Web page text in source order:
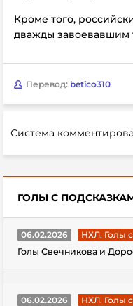
Кроме того,
дважды завоевавшим
Перевод: betico310
Система
ГОЛЫ С
06.02.2026
НХЛ. Голы
Голы Свечникова и
06.02.2026
НХЛ. Голы